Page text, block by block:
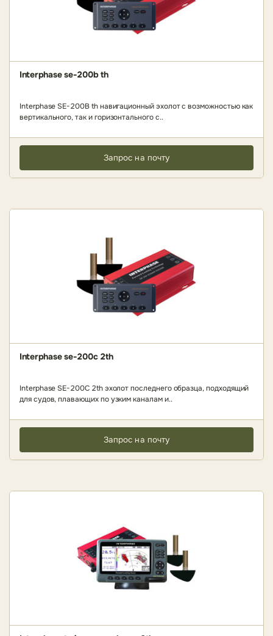
Interphase se-200b th
Interphase SE-200B th навигационный эхолот с возможностью как
вертикального, так и горизонтального с..
Запрос на почту
Interphase se-200c 2th
Interphase SE-200C 2th эхолот последнего образца, подходящий
для судов, плавающих по узким каналам и..
Запрос на почту